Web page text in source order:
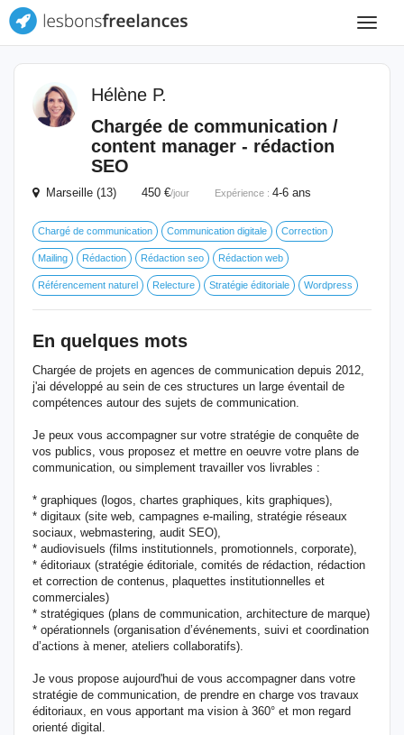
Toggle
Hélène P.
Chargée de communication /
content manager - rédaction
SEO
Marseille (13) 450 €/jour Expérience : 4-6 ans
Chargé de communication Communication digitale Correction
Mailing Rédaction Rédaction seo Rédaction web
Référencement naturel Relecture Stratégie éditoriale Wordpress
En quelques mots
Chargée de projets en agences de communication depuis 2012,
j'ai développé au sein de ces structures un large éventail de
compétences autour des sujets de communication.
Je peux vous accompagner sur votre stratégie de conquête de
vos publics, vous proposez et mettre en oeuvre votre plans de
communication, ou simplement travailler vos livrables :
* graphiques (logos, chartes graphiques, kits graphiques),
* digitaux (site web, campagnes e-mailing, stratégie réseaux
sociaux, webmastering, audit SEO),
* audiovisuels (films institutionnels, promotionnels, corporate),
* éditoriaux (stratégie éditoriale, comités de rédaction, rédaction
et correction de contenus, plaquettes institutionnelles et
commerciales)
* stratégiques (plans de communication, architecture de marque)
* opérationnels (organisation d’événements, suivi et coordination
d’actions à mener, ateliers collaboratifs).
Je vous propose aujourd'hui de vous accompagner dans votre
stratégie de communication, de prendre en charge vos travaux
éditoriaux, en vous apportant ma vision à 360° et mon regard
orienté digital.